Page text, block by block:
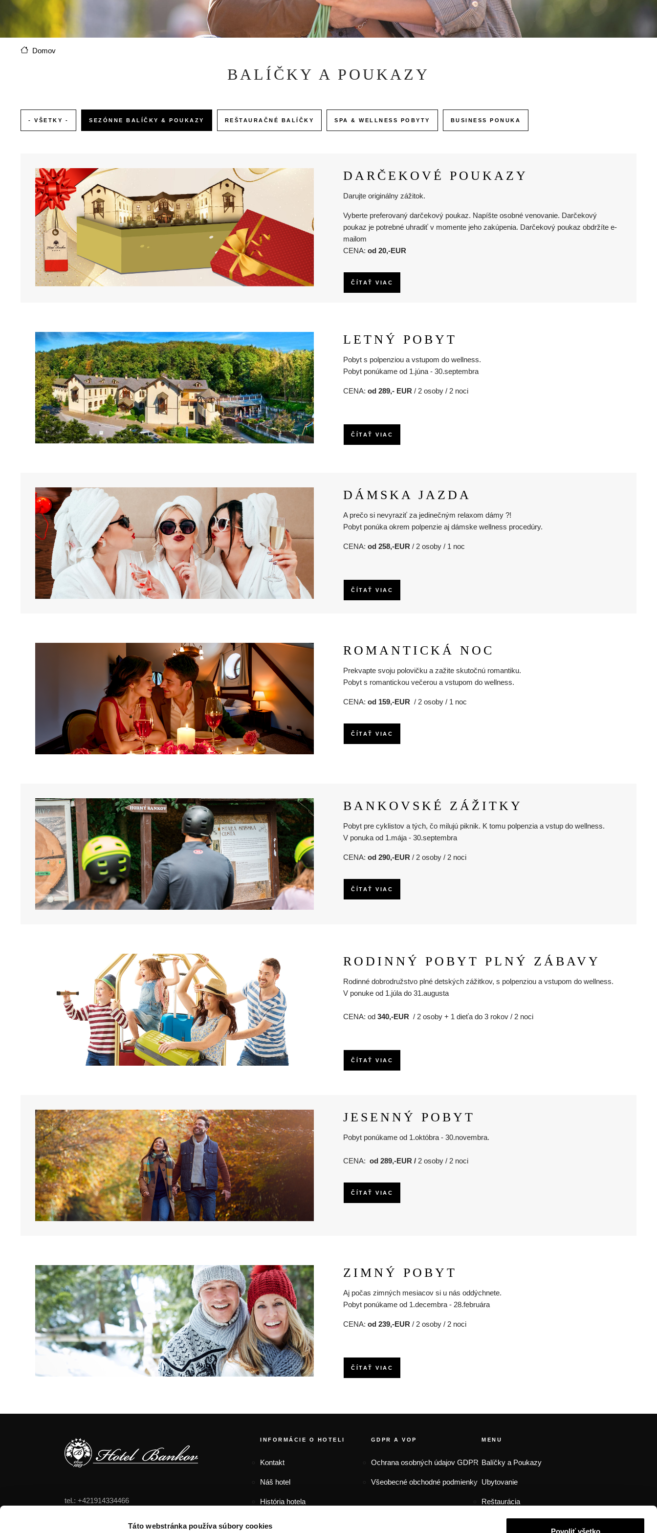
Táto webstránka používa súbory cookies
Povoliť všetko
Domov
BALÍČKY A POUKAZY
- VŠETKY - SEZÓNNE BALÍČKY & POUKAZY REŠTAURAČNÉ BALÍČKY SPA & WELLNESS POBYTY BUSINESS PONUKA
Obrázok DARČEKOVÉ POUKAZY
Darujte originálny zážitok.
Vyberte preferovaný darčekový poukaz. Napíšte osobné venovanie. Darčekový
poukaz je potrebné uhradiť v momente jeho zakúpenia. Darčekový poukaz obdržíte e-
mailom
CENA: od 20,-EUR
ČÍTAŤ VIAC
Obrázok LETNÝ POBYT
Pobyt s polpenziou a vstupom do wellness.
Pobyt ponúkame od 1.júna - 30.septembra
CENA: od 289,- EUR / 2 osoby / 2 noci
ČÍTAŤ VIAC
Obrázok DÁMSKA JAZDA
A prečo si nevyraziť za jedinečným relaxom dámy ?!
Pobyt ponúka okrem polpenzie aj dámske wellness procedúry.
CENA: od 258,-EUR / 2 osoby / 1 noc
ČÍTAŤ VIAC
ROMANTICKÁ NOC
Prekvapte svoju polovičku a zažite skutočnú romantiku.
Pobyt s romantickou večerou a vstupom do wellness.
CENA: od 159,-EUR / 2 osoby / 1 noc
ČÍTAŤ VIAC
Obrázok BANKOVSKÉ ZÁŽITKY
Pobyt pre cyklistov a tých, čo milujú piknik. K tomu polpenzia a vstup do wellness.
V ponuka od 1.mája - 30.septembra
CENA: od 290,-EUR / 2 osoby / 2 noci
ČÍTAŤ VIAC
RODINNÝ POBYT PLNÝ ZÁBAVY
Rodinné dobrodružstvo plné detských zážitkov, s polpenziou a vstupom do wellness.
V ponuke od 1.júla do 31.augusta
CENA: od 340,-EUR / 2 osoby + 1 dieťa do 3 rokov / 2 noci
ČÍTAŤ VIAC
Obrázok JESENNÝ POBYT
Pobyt ponúkame od 1.októbra - 30.novembra.
CENA: od 289,-EUR / 2 osoby / 2 noci
ČÍTAŤ VIAC
Obrázok ZIMNÝ POBYT
Aj počas zimných mesiacov si u nás oddýchnete.
Pobyt ponúkame od 1.decembra - 28.februára
CENA: od 239,-EUR / 2 osoby / 2 noci
ČÍTAŤ VIAC
tel.: +421914334466
tel.: +421905470123
FOOTER MENU
INFORMÁCIE O HOTELI
Kontakt
Náš hotel
História hotela
GDPR A VOP
Ochrana osobných údajov GDPR
Všeobecné obchodné podmienky
MENU
Balíčky a Poukazy
Ubytovanie
Reštaurácia
Wellness